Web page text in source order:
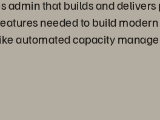
admin that builds and
needed to build
automated capacity